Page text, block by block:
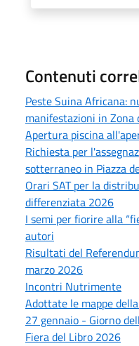
Contenuti
Peste Suina Africana:
manifestazioni in Zona
Apertura piscina
Richiesta per
sotterraneo in Piazza
Orari SAT per la
differenziata 2026
I semi per fiorire alla
autori
Risultati del
marzo 2026
Incontri Nutrimente
Adottate le mappe
27 gennaio - Giorno
Fiera del Libro 2026